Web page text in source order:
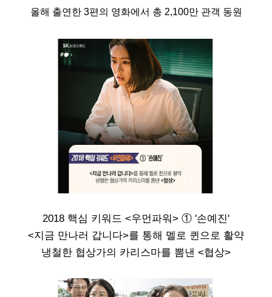
올해 출연한 3편의 영화에서 총 2,100만 관객 동원
2018 핵심 키워드 <우먼파워> ① '손예진'
<지금 만나러 갑니다>를 통해 멜로 퀸으로 활약
냉철한 협상가의 카리스마를 뽐낸 <협상>